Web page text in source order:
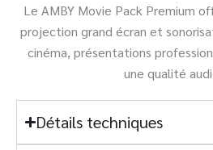
Le AMBY Movie Pack Premium
projection grand écran et
cinéma, présentations
une qualité
Détails techniques